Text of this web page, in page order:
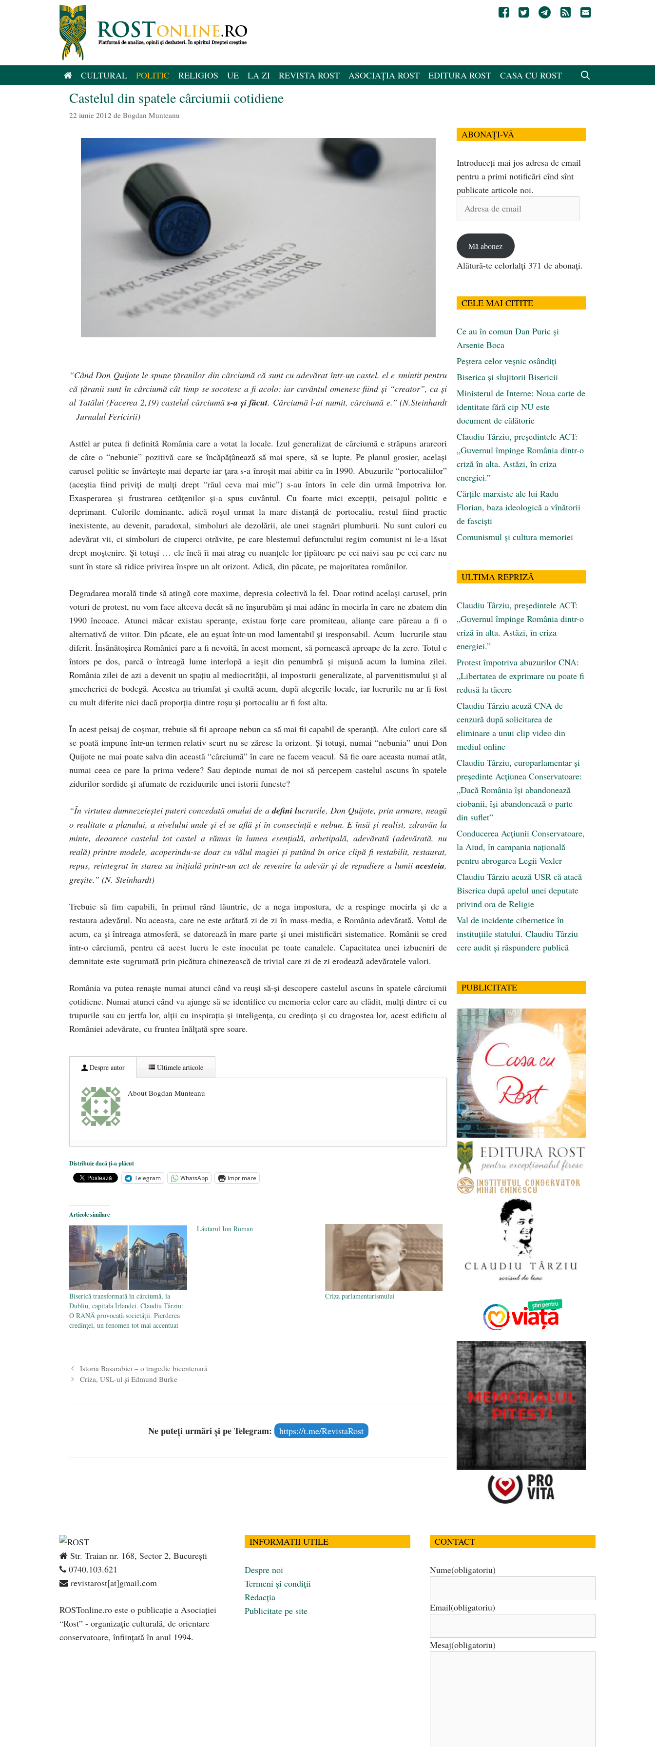
CULTURAL POLITIC RELIGIOS UE LA ZI REVISTA ROST ASOCIAȚIA ROST EDITURA ROST CASA CU ROST
Castelul din spatele cârciumii cotidiene
22 iunie 2012 de Bogdan Munteanu
“Când Don Quijote le spune ţăranilor din cârciumă că sunt cu adevărat într-un castel, el e smintit pentru
că ţăranii sunt în cârciumă cât timp se socotesc a fi acolo: iar cuvântul omenesc fiind şi “creator”, ca şi
al Tatălui (Facerea 2,19) castelul cârciumăs-a şi făcut. Cârciumă l-ai numit, cârciumă e.” (N.Steinhardt
– Jurnalul Fericirii)
Astfel ar putea fi definită România care a votat la locale. Izul generalizat de cârciumă e străpuns arareori
de câte o “nebunie” pozitivă care se încăpăţânează să mai spere, să se lupte. Pe planul grosier, acelaşi
carusel politic se învârteşte mai departe iar ţara s-a înroşit mai abitir ca în 1990. Abuzurile “portocaliilor”
(aceştia fiind priviţi de mulţi drept “răul ceva mai mic”) s-au întors în cele din urmă împotriva lor.
Exasperarea şi frustrarea cetăţenilor şi-a spus cuvântul. Cu foarte mici excepţii, peisajul politic e
deprimant. Culorile dominante, adică roşul urmat la mare distanţă de portocaliu, restul fiind practic
inexistente, au devenit, paradoxal, simboluri ale dezolării, ale unei stagnări plumburii. Nu sunt culori cu
adevărat vii, ci simboluri de ciuperci otrăvite, pe care blestemul defunctului regim comunist ni le-a lăsat
drept moştenire. Şi totuşi … ele încă îi mai atrag cu nuanţele lor ţipătoare pe cei naivi sau pe cei care nu
sunt în stare să ridice privirea înspre un alt orizont. Adică, din păcate, pe majoritatea românilor.
Degradarea morală tinde să atingă cote maxime, depresia colectivă la fel. Doar rotind acelaşi carusel, prin
voturi de protest, nu vom face altceva decât să ne înşurubăm şi mai adânc în mocirla în care ne zbatem din
1990 încoace. Atunci măcar existau speranţe, existau forţe care promiteau, alianţe care păreau a fi o
alternativă de viitor. Din păcate, ele au eşuat într-un mod lamentabil şi iresponsabil. Acum lucrurile stau
diferit. Însănătoşirea României pare a fi nevoită, în acest moment, să pornească aproape de la zero. Totul e
întors pe dos, parcă o întreagă lume interlopă a ieşit din penumbră şi mişună acum la lumina zilei.
România zilei de azi a devenit un spaţiu al mediocrităţii, al imposturii generalizate, al parvenitismului şi al
şmecheriei de bodegă. Acestea au triumfat şi exultă acum, după alegerile locale, iar lucrurile nu ar fi fost
cu mult diferite nici dacă proporţia dintre roşu şi portocaliu ar fi fost alta.
În acest peisaj de coşmar, trebuie să fii aproape nebun ca să mai fii capabil de speranţă. Alte culori care să
se poată impune într-un termen relativ scurt nu se zăresc la orizont. Şi totuşi, numai “nebunia” unui Don
Quijote ne mai poate salva din această “cârciumă” în care ne facem veacul. Să fie oare aceasta numai atât,
numai ceea ce pare la prima vedere? Sau depinde numai de noi să percepem castelul ascuns în spatele
zidurilor sordide şi afumate de reziduurile unei istorii funeste?
“În virtutea dumnezeieştei puteri concedată omului de adefini lucrurile, Don Quijote, prin urmare, neagă
o realitate a planului, a nivelului unde şi el se află şi în consecinţă e nebun. E însă şi realist, zdravăn la
minte, deoarece castelul tot castel a rămas în lumea esenţială, arhetipală, adevărată (adevărată, nu
reală) printre modele, acoperindu-se doar cu vălul magiei şi putând în orice clipă fi restabilit, restaurat,
repus, reintegrat în starea sa iniţială printr-un act de revenire la adevăr şi de repudiere a lumiiacesteia,
greşite.” (N. Steinhardt)
Trebuie să fim capabili, în primul rând lăuntric, de a nega impostura, de a respinge mocirla şi de a
restaura adevărul. Nu aceasta, care ne este arătată zi de zi în mass-media, e România adevărată. Votul de
acum, ca şi întreaga atmosferă, se datorează în mare parte şi unei mistificări sistematice. Românii se cred
într-o cârciumă, pentru că acest lucru le este inoculat pe toate canalele. Capacitatea unei izbucniri de
demnitate este sugrumată prin picătura chinezească de trivial care zi de zi erodează adevăratele valori.
România va putea renaşte numai atunci când va reuşi să-şi descopere castelul ascuns în spatele cârciumii
cotidiene. Numai atunci când va ajunge să se identifice cu memoria celor care au clădit, mulţi dintre ei cu
trupurile sau cu jertfa lor, alţii cu inspiraţia şi inteligenţa, cu credinţa şi cu dragostea lor, acest edificiu al
României adevărate, cu fruntea înălţată spre soare.
Despre autor Ultimele articole
About Bogdan Munteanu
Paralele: ateul şi rugăciunea
Semne ale vremurilor sau actualitatea dialogurilor lui Soloviov
Dinamica creşterii numărului de cazuri COVID-19 – analiză şi explicaţii
Distribuie dacă ți-a plăcut
Telegram
WhatsApp Imprimare
Articole similare
Biserică transformată în cârciumă, la
Dublin, capitala Irlandei. Claudiu Târziu:
O RANĂ provocată societății. Pierderea
credinței, un fenomen tot mai accentuat
Lăutarul Ion Roman
Criza parlamentarismului
Istoria Basarabiei – o tragedie bicentenară
Criza, USL-ul şi Edmund Burke
Ne puteți urmări și pe Telegram: https://t.me/RevistaRost
ABONAȚI-VĂ
Introduceți mai jos adresa de email
pentru a primi notificări cînd sînt
publicate articole noi.
Adresa
Mă abonez
Alătură-te celorlalți 371 de abonați.
CELE MAI CITITE
Ce au în comun Dan Puric şi
Arsenie Boca
Peştera celor veşnic osândiţi
Biserica și slujitorii Bisericii
Ministerul de Interne: Noua carte de
identitate fără cip NU este
document de călătorie
Claudiu Târziu, președintele ACT:
„Guvernul împinge România dintr-o
criză în alta. Astăzi, în criza
energiei.”
Cărţile marxiste ale lui Radu
Florian, baza ideologică a vînătorii
de fascişti
Comunismul şi cultura memoriei
ULTIMA REPRIZĂ
Claudiu Târziu, președintele ACT:
„Guvernul împinge România dintr-o
criză în alta. Astăzi, în criza
energiei.”
Protest împotriva abuzurilor CNA:
„Libertatea de exprimare nu poate fi
redusă la tăcere
Claudiu Târziu acuză CNA de
cenzură după solicitarea de
eliminare a unui clip video din
mediul online
Claudiu Târziu, europarlamentar și
președinte Acțiunea Conservatoare:
„Dacă România își abandonează
ciobanii, își abandonează o parte
din suflet”
Conducerea Acțiunii Conservatoare,
la Aiud, în campania națională
pentru abrogarea Legii Vexler
Claudiu Târziu acuză USR că atacă
Biserica după apelul unei deputate
privind ora de Religie
Val de incidente cibernetice în
instituțiile statului. Claudiu Târziu
cere audit și răspundere publică
PUBLICITATE
Str. Traian nr. 168, Sector 2, București
0740.103.621
revistarost[at]gmail.com
ROSTonline.ro este o publicaţie a Asociaţiei
“Rost” - organizaţie culturală, de orientare
conservatoare, înfiinţată în anul 1994.
INFORMATII UTILE
Despre noi
Termeni și condiții
Redacția
Publicitate pe site
CONTACT
Nume(obligatoriu)
Email(obligatoriu)
Mesaj(obligatoriu)